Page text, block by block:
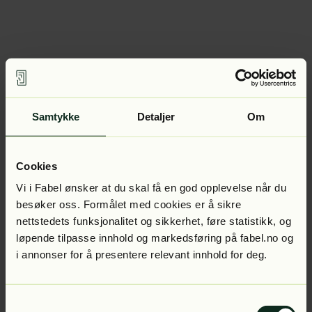
Samtykke Detaljer Om
Cookies
Vi i Fabel ønsker at du skal få en god opplevelse når du
besøker oss. Formålet med cookies er å sikre
nettstedets funksjonalitet og sikkerhet, føre statistikk, og
løpende tilpasse innhold og markedsføring på fabel.no og
i annonser for å presentere relevant innhold for deg.